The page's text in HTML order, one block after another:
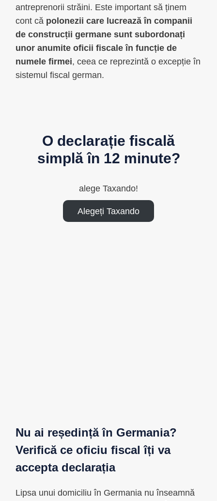
antreprenorii străini. Este important să ținem
cont că polonezii care lucrează în companii
de construcții germane sunt subordonați
unor anumite oficii fiscale în funcție de
numele firmei, ceea ce reprezintă o excepție în
sistemul fiscal german.
O declarație fiscală
simplă în 12 minute?
alege Taxando!
Alegeți Taxando
Nu ai reședință în Germania?
Verifică ce oficiu fiscal îți va
accepta declarația
Lipsa unui domiciliu în Germania nu înseamnă